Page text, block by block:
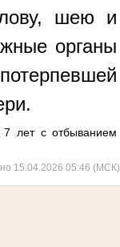
шею и
органы
7 лет с отбыванием
15.04.2026 05:46 (МСК)